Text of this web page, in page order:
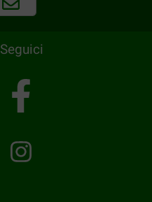
Seguici